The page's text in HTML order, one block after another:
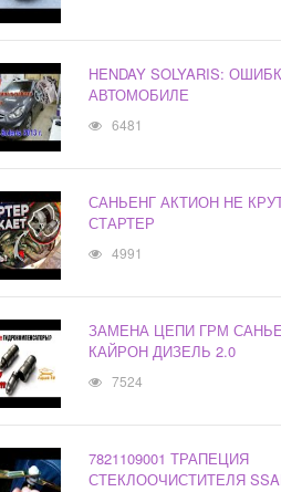
HENDAY SOLYARIS:
АВТОМОБИЛЕ
6481
САНЬЕНГ АКТИОН НЕ
СТАРТЕР
4991
ЗАМЕНА ЦЕПИ ГРМ
КАЙРОН ДИЗЕЛЬ 2.0
7524
7821109001 ТРАПЕЦИЯ
СТЕКЛООЧИСТИТЕЛЯ